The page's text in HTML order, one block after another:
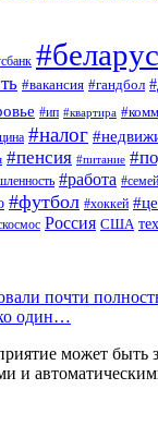
#вакансия #гандбол
#ип #квартира
#налог
#пенсия #питание
#работа
#футбол #хоккей
Россия США
почти
один…
может быть
и